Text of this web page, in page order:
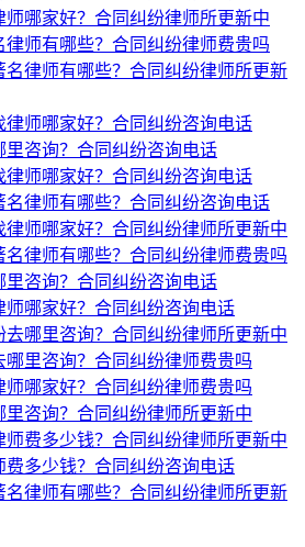
师哪家好？合同纠纷律师所更新中
律师有哪些？合同纠纷律师费贵吗
名律师有哪些？合同纠纷律师所更新
律师哪家好？合同纠纷咨询电话
里咨询？合同纠纷咨询电话
律师哪家好？合同纠纷咨询电话
名律师有哪些？合同纠纷咨询电话
律师哪家好？合同纠纷律师所更新中
名律师有哪些？合同纠纷律师费贵吗
里咨询？合同纠纷咨询电话
师哪家好？合同纠纷咨询电话
去哪里咨询？合同纠纷律师所更新中
哪里咨询？合同纠纷律师费贵吗
师哪家好？合同纠纷律师费贵吗
里咨询？合同纠纷律师所更新中
师费多少钱？合同纠纷律师所更新中
费多少钱？合同纠纷咨询电话
名律师有哪些？合同纠纷律师所更新